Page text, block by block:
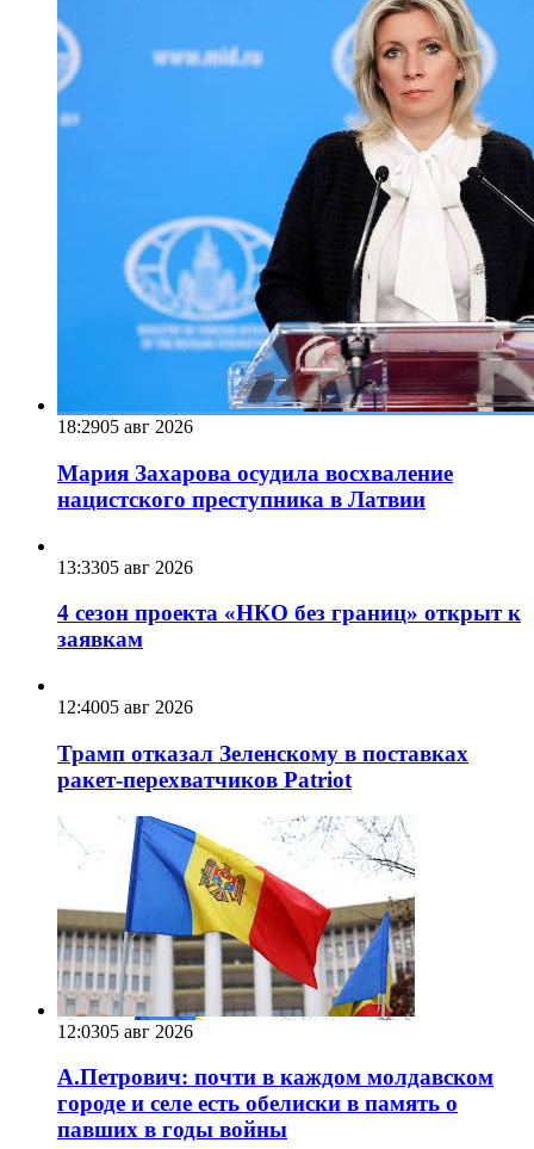
18:2905 авг 2026
Мария Захарова осудила восхваление
нацистского преступника в Латвии
13:3305 авг 2026
4 сезон проекта «НКО без границ» открыт к
заявкам
12:4005 авг 2026
Трамп отказал Зеленскому в поставках
ракет-перехватчиков Patriot
12:0305 авг 2026
А.Петрович: почти в каждом молдавском
городе и селе есть обелиски в память о
павших в годы войны